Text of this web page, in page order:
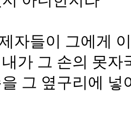
자들이 그에게
가 그 손의 못
그 옆구리에